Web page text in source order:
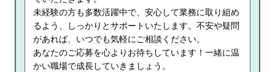
未経験の方も多数活躍中で、安心して業務に取り組め
るよう、しっかりとサポートいたします。不安や疑問
があれば、いつでも気軽にご相談ください。
あなたのご応募を心よりお待ちしています！一緒に温
かい職場で成長していきましょう。